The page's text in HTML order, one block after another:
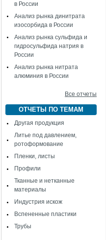
в России
Анализ рынка динитрата
изосорбида в России
Анализ рынка сульфида и
гидросульфида натрия в
России
Анализ рынка нитрата
алюминия в России
Все отчеты
ОТЧЕТЫ ПО ТЕМАМ
Другая продукция
Литье под давлением,
ротоформование
Пленки, листы
Профили
Тканные и нетканные
материалы
Индустрия искож
Вспененные пластики
Трубы